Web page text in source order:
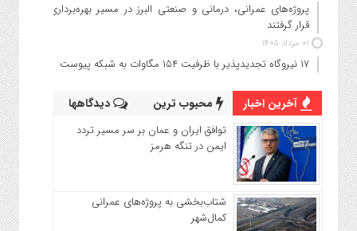
پروژه‌های عمرانی، درمانی و صنعتی البرز در مسیر بهره‌برداری
قرار گرفتند
۰۱ مرداد ۱۴۰۵
۱۷ نیروگاه تجدیدپذیر با ظرفیت ۱۵۴ مگاوات به شبکه پیوست
آخرین اخبار محبوب ترین دیدگاهها
توافق ایران و عمان بر سر مسیر تردد
ایمن در تنگه هرمز
شتاب‌بخشی به پروژه‌های عمرانی
کمال‌شهر